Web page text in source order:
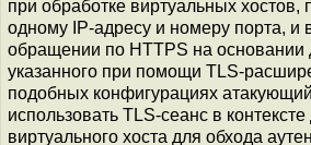
при обработке виртуальных хостов,
одному IP-адресу и номеру порта,
обращении по HTTPS на основании
указанного при помощи TLS-
подобных конфигурациях
использовать TLS-сеанс в контексте
виртуального хоста для обхода